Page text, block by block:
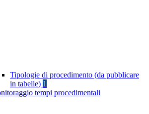
Tipologie di procedimento (da pubblicare
in tabelle) 1
tempi procedimentali